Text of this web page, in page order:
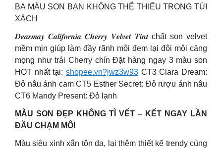
BA MÀU SON BẠN KHÔNG THỂ THIẾU TRONG TÚI
XÁCH
𝑫𝒆𝒂𝒓𝒎𝒂𝒚 𝑪𝒂𝒍𝒊𝒇𝒐𝒓𝒏𝒊𝒂 𝑪𝒉𝒆𝒓𝒓𝒚 𝑽𝒆𝒍𝒗𝒆𝒕 𝑻𝒊𝒏𝒕 chất son velvet
mềm mịn giúp làm đầy rãnh môi đem lại đôi môi căng
mọng như trái Cherry chín Đặt hàng ngay 3 màu son
HOT nhất tại: shopee.vn?jwz3w93 CT3 Clara Dream:
Đỏ nâu ánh cam CT5 Esther Secret: Đỏ rượu ánh nâu
CT6 Mandy Present: Đỏ lạnh
MÀU SON ĐẸP KHÔNG TÌ VẾT – KẾT NGAY LẦN
ĐẦU CHẠM MÔI
Màu siêu xinh xắn tôn da, lại thêm thiết kế trendy cùng